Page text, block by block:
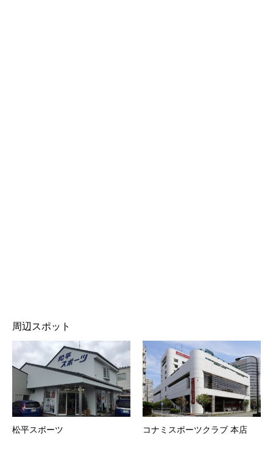
周辺スポット
松平スポーツ コナミスポーツクラブ 本店